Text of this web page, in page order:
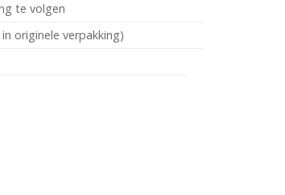
te volgen
originele verpakking)